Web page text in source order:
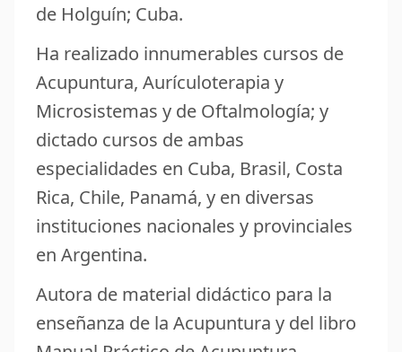
de Holguín; Cuba.
Ha realizado innumerables cursos de
Acupuntura, Aurículoterapia y
Microsistemas y de Oftalmología; y
dictado cursos de ambas
especialidades en Cuba, Brasil, Costa
Rica, Chile, Panamá, y en diversas
instituciones nacionales y provinciales
en Argentina.
Autora de material didáctico para la
enseñanza de la Acupuntura y del libro